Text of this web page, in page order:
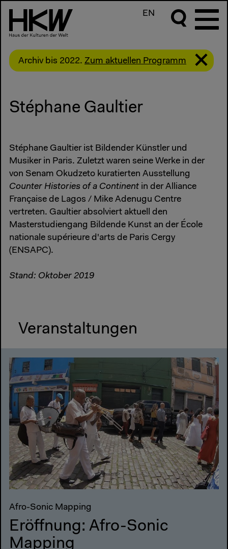
EN
Archiv bis 2022. Zum aktuellen Programm
Stéphane Gaultier
Stéphane Gaultier ist Bildender Künstler und
Musiker in Paris. Zuletzt waren seine Werke in der
von Senam Okudzeto kuratierten Ausstellung
Counter Histories of a Continent in der Alliance
Française de Lagos / Mike Adenugu Centre
vertreten. Gaultier absolviert aktuell den
Masterstudiengang Bildende Kunst an der École
nationale supérieure d'arts de Paris Cergy
(ENSAPC).
Stand: Oktober 2019
Veranstaltungen
Afro-Sonic Mapping
Eröffnung: Afro-Sonic
Mapping